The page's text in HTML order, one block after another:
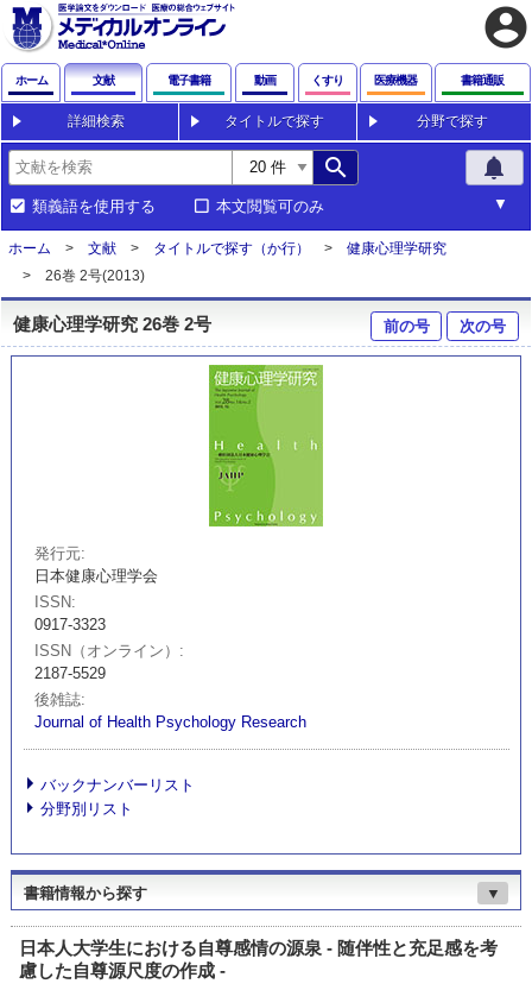
account_circle
ホーム 文献 電子書籍 動画 くすり 医療機器 書籍通販
詳細検索 タイトルで探す 分野で探す
search notifications
類義語を使用する 本文閲覧可のみ
ホーム 文献 タイトルで探す（か行）
健康心理学研究
26巻 2号(2013)
健康心理学研究 26巻 2号 前の号 次の号
発行元
日本健康心理学会
ISSN
0917-3323
ISSN（オンライン）
2187-5529
後雑誌
Journal of Health Psychology Research
バックナンバーリスト
分野別リスト
書籍情報から探す ▼
日本人大学生における自尊感情の源泉 - 随伴性と充足感を考
慮した自尊源尺度の作成 -